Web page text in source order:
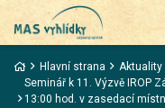
Hlavní strana
Aktuality
Seminář k 11. Výzvě IROP
13:00 hod. v zasedací